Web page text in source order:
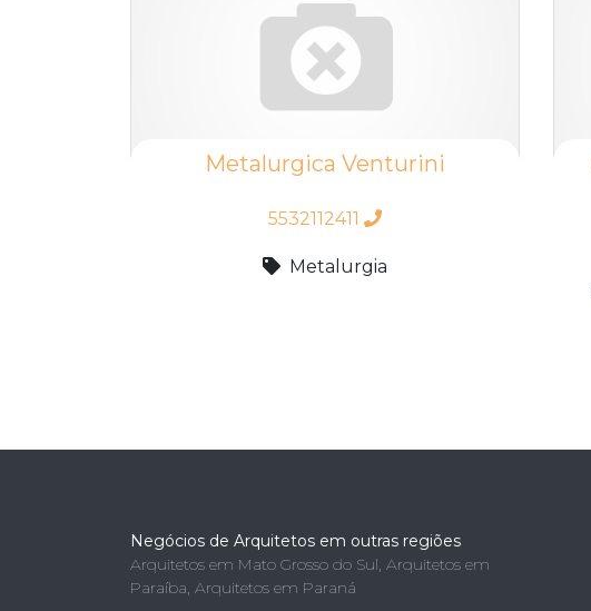
Metalurgica Venturini
5532112411
Metalurgia
Negócios de Arquitetos em outras regiões
Arquitetos em Mato Grosso do Sul, Arquitetos em
Paraíba, Arquitetos em Paraná